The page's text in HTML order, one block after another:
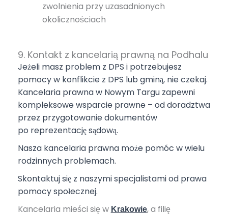
zwolnienia przy uzasadnionych
okolicznościach
9. Kontakt z kancelarią prawną na Podhalu
Jeżeli masz problem z DPS i potrzebujesz
pomocy w konflikcie z DPS lub gminą, nie czekaj.
Kancelaria prawna w Nowym Targu zapewni
kompleksowe wsparcie prawne – od doradztwa
przez przygotowanie dokumentów
po reprezentację sądową.
Nasza kancelaria prawna może pomóc w wielu
rodzinnych problemach.
Skontaktuj się z naszymi specjalistami od prawa
pomocy społecznej.
Kancelaria mieści się w Krakowie, a filię